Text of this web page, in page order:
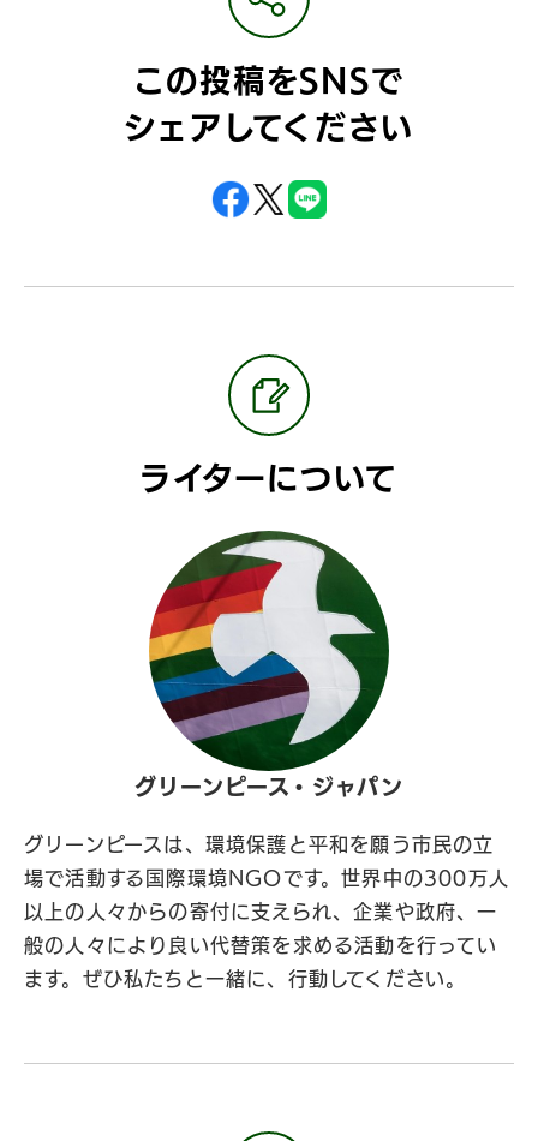
この投稿をSNSで
シェアしてください
ライターについて
グリーンピース・ジャパン
グリーンピースは、環境保護と平和を願う市民の立
場で活動する国際環境NGOです。世界中の300万人
以上の人々からの寄付に支えられ、企業や政府、一
般の人々により良い代替策を求める活動を行ってい
ます。ぜひ私たちと一緒に、行動してください。